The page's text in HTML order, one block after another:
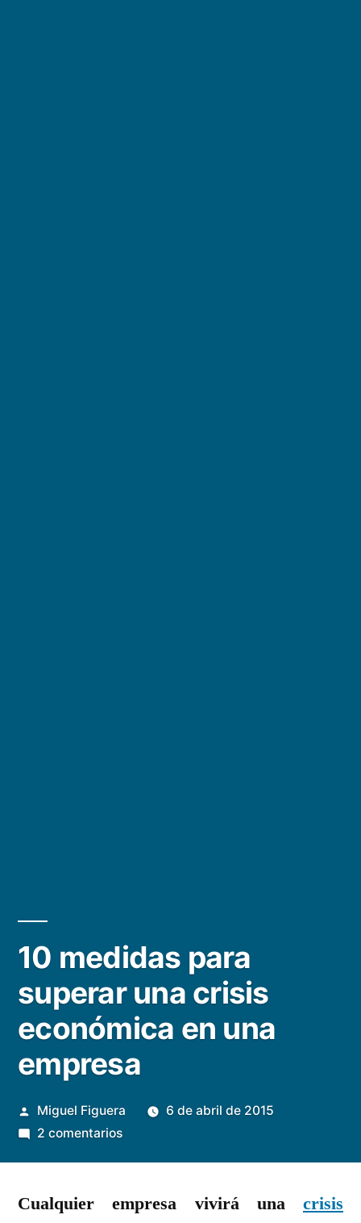
10 medidas para
superar una crisis
económica en una
empresa
Publicado
por
Miguel Figuera
6 de abril de 2015
2 comentariosen
para
Cualquier empresa vivirá una crisis